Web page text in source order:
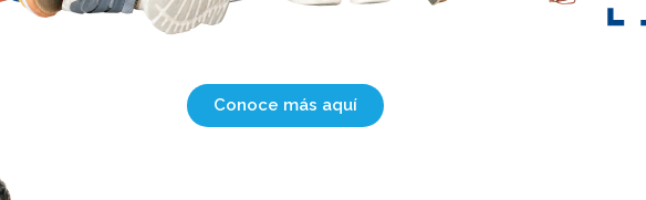
Conoce más aquí